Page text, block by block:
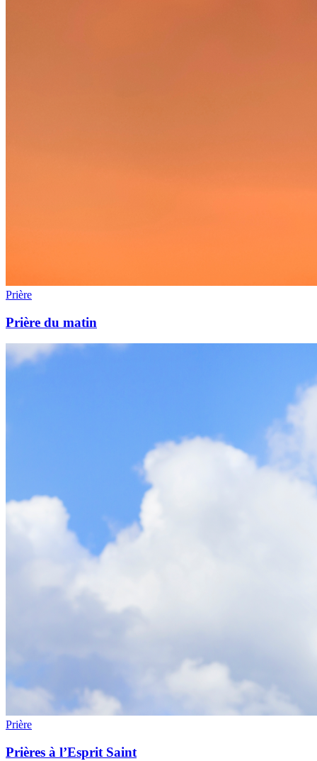
Prière
Prière du matin
Prière
Prières à l’Esprit Saint